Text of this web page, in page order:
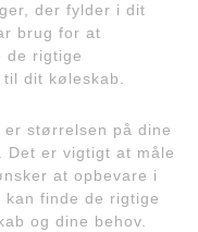
der fylder i dit
brug for at
de rigtige
dit køleskab.
størrelsen på dine
Det er vigtigt at måle
at opbevare i
kan finde de rigtige
og dine behov.